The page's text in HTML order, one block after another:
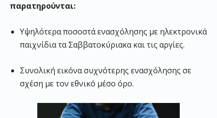
παρατηρούνται:
Υψηλότερα ποσοστά ενασχόλησης με ηλεκτρονικά
παιχνίδια τα Σαββατοκύριακα και τις αργίες.
Συνολική εικόνα συχνότερης ενασχόλησης σε
σχέση με τον εθνικό μέσο όρο.